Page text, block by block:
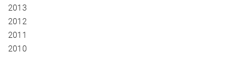
2013
2012
2011
2010